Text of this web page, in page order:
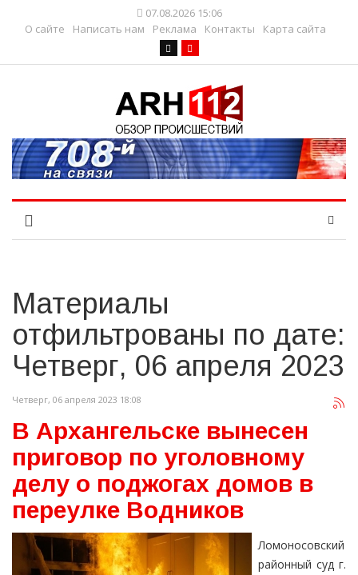
07.08.2026 15:06
О сайте
Написать нам Реклама Контакты Карта сайта
Материалы
отфильтрованы по дате:
Четверг, 06 апреля 2023
Четверг, 06 апреля 2023 18:08
В Архангельске вынесен
приговор по уголовному
делу о поджогах домов в
переулке Водников
Ломоносовский
районный суд г.